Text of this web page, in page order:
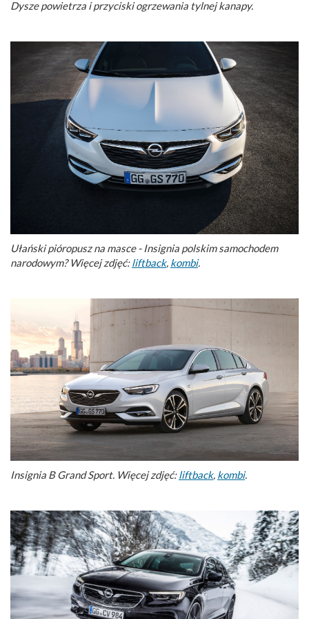
Dysze powietrza i przyciski ogrzewania tylnej kanapy.
Ułański pióropusz na masce - Insignia polskim samochodem
narodowym? Więcej zdjęć:liftback, kombi.
Insignia B Grand Sport. Więcej zdjęć:liftback, kombi.